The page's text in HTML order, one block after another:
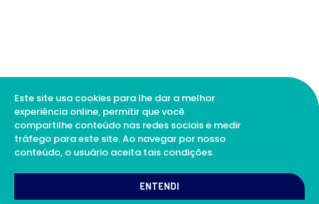
Este site usa cookies para lhe dar a melhor
experiência online, permitir que você
compartilhe conteúdo nas redes sociais e medir
tráfego para este site. Ao navegar por nosso
conteúdo, o usuário aceita tais condições.
ENTENDI